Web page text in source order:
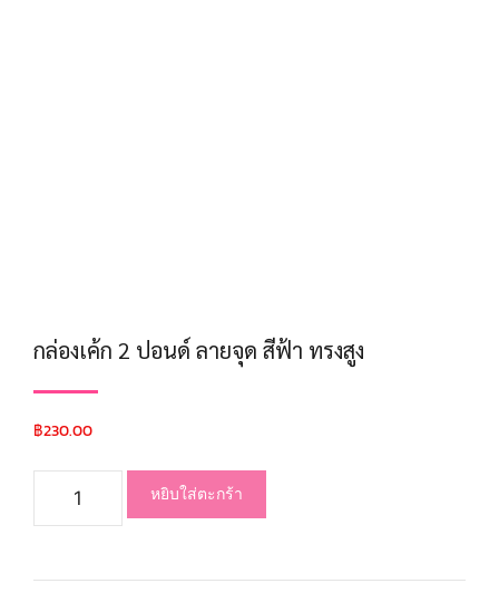
กล่องเค้ก 2 ปอนด์ ลายจุด สีฟ้า ทรงสูง
฿230.00
หยิบใส่ตะกร้า